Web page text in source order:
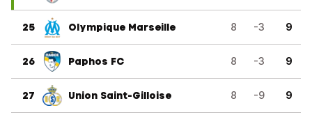
25 Olympique Marseille 8 -3 9
26 Paphos FC 8 -3 9
27 Union Saint-Gilloise 8 -9 9